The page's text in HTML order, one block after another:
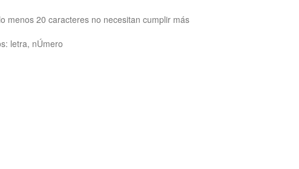
menos 20 caracteres no necesitan cumplir más
letra, nÚmero